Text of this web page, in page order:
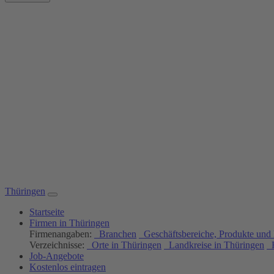
Thüringen
Startseite
Firmen in Thüringen
Firmenangaben:
Branchen
Geschäftsbereiche, Produkte
Verzeichnisse:
Orte in Thüringen Landkreise in Thüringen
Job-Angebote
Kostenlos eintragen